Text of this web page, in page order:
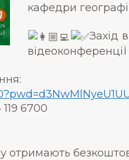
кафедри
Захід
відеоконференціЇ
6700
отримають